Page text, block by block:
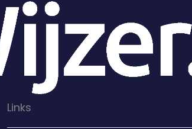
Links